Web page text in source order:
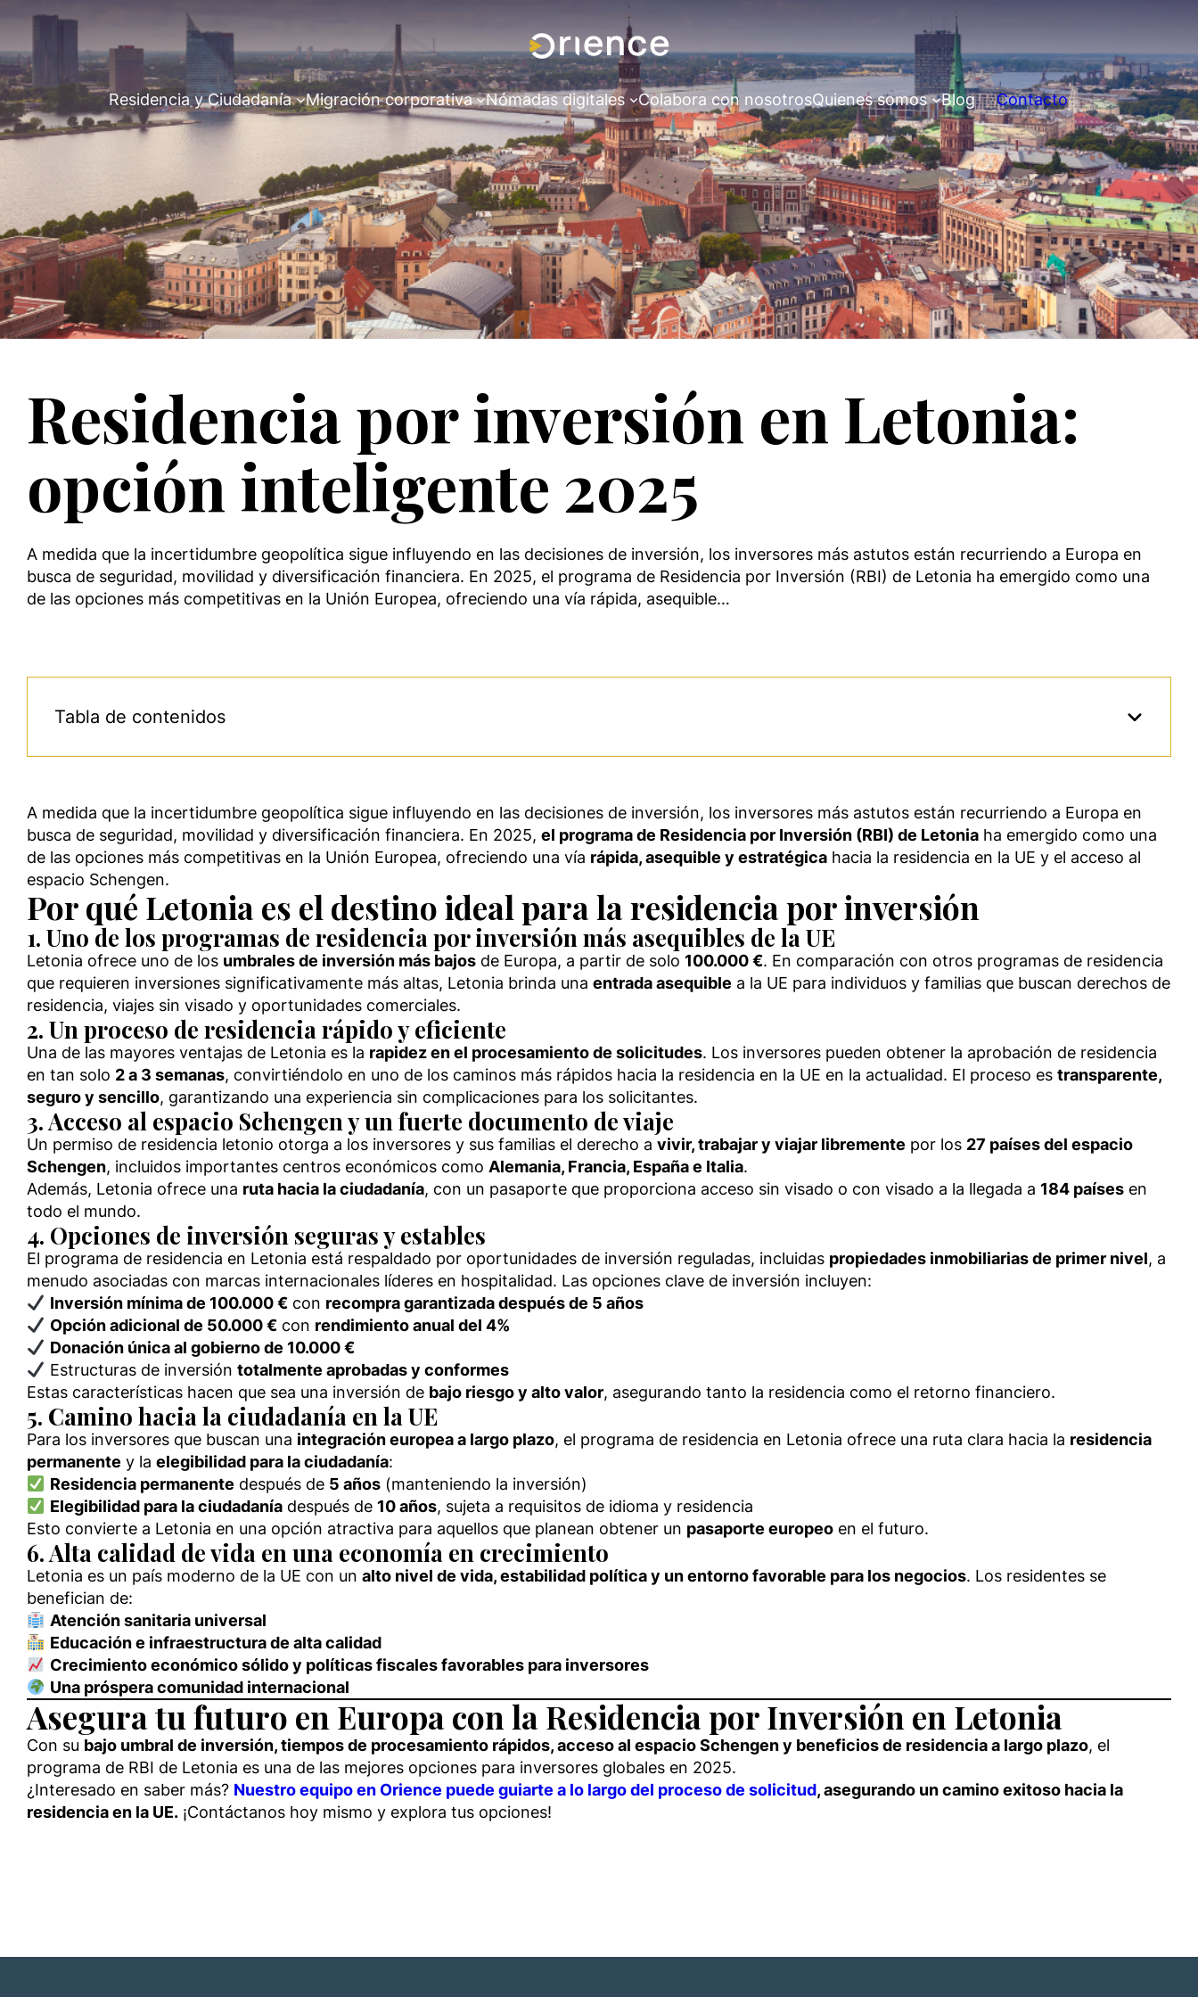
Residencia y Ciudadanía Migración corporativa Nómadas digitales Colabora con nosotrosQuienes somos Blog Contacto
Residencia por inversión en Letonia:
opción inteligente 2025
A medida que la incertidumbre geopolítica sigue influyendo en las decisiones de inversión, los inversores más astutos están recurriendo a Europa en
busca de seguridad, movilidad y diversificación financiera. En 2025, el programa de Residencia por Inversión (RBI) de Letonia ha emergido como una
de las opciones más competitivas en la Unión Europea, ofreciendo una vía rápida, asequible…
Tabla de contenidos
A medida que la incertidumbre geopolítica sigue influyendo en las decisiones de inversión, los inversores más astutos están recurriendo a Europa en
busca de seguridad, movilidad y diversificación financiera. En 2025, el programa de Residencia por Inversión (RBI) de Letonia ha emergido como una
de las opciones más competitivas en la Unión Europea, ofreciendo una vía rápida, asequible y estratégica hacia la residencia en la UE y el acceso al
espacio Schengen.
Por qué Letonia es el destino ideal para la residencia por inversión
1. Uno de los programas de residencia por inversión más asequibles de la UE
Letonia ofrece uno de los umbrales de inversión más bajos de Europa, a partir de solo 100.000 €. En comparación con otros programas de residencia
que requieren inversiones significativamente más altas, Letonia brinda una entrada asequible a la UE para individuos y familias que buscan derechos de
residencia, viajes sin visado y oportunidades comerciales.
2. Un proceso de residencia rápido y eficiente
Una de las mayores ventajas de Letonia es la rapidez en el procesamiento de solicitudes. Los inversores pueden obtener la aprobación de residencia
en tan solo 2 a 3 semanas, convirtiéndolo en uno de los caminos más rápidos hacia la residencia en la UE en la actualidad. El proceso es transparente,
seguro y sencillo, garantizando una experiencia sin complicaciones para los solicitantes.
3. Acceso al espacio Schengen y un fuerte documento de viaje
Un permiso de residencia letonio otorga a los inversores y sus familias el derecho a vivir, trabajar y viajar libremente por los 27 países del espacio
Schengen, incluidos importantes centros económicos como Alemania, Francia, España e Italia.
Además, Letonia ofrece una ruta hacia la ciudadanía, con un pasaporte que proporciona acceso sin visado o con visado a la llegada a 184 países en
todo el mundo.
4. Opciones de inversión seguras y estables
El programa de residencia en Letonia está respaldado por oportunidades de inversión reguladas, incluidas propiedades inmobiliarias de primer nivel, a
menudo asociadas con marcas internacionales líderes en hospitalidad. Las opciones clave de inversión incluyen:
Inversión mínima de 100.000 €con recompra garantizada después de 5 años
Opción adicional de 50.000 €con rendimiento anual del 4%
Donación única al gobierno de 10.000 €
Estructuras de inversión totalmente aprobadas y conformes
Estas características hacen que sea una inversión de bajo riesgo y alto valor, asegurando tanto la residencia como el retorno financiero.
5. Camino hacia la ciudadanía en la UE
Para los inversores que buscan una integración europea a largo plazo, el programa de residencia en Letonia ofrece una ruta clara hacia la residencia
permanente y la elegibilidad para la ciudadanía:
Residencia permanente después de 5 años(manteniendo la inversión)
Elegibilidad para la ciudadaníadespués de 10 años, sujeta a requisitos de idioma y residencia
Esto convierte a Letonia en una opción atractiva para aquellos que planean obtener un pasaporte europeo en el futuro.
6. Alta calidad de vida en una economía en crecimiento
Letonia es un país moderno de la UE con un alto nivel de vida, estabilidad política y un entorno favorable para los negocios. Los residentes se
benefician de:
Atención sanitaria universal
Educación e infraestructura de alta calidad
Crecimiento económico sólido y políticas fiscales favorables para inversores
Una próspera comunidad internacional
Asegura tu futuro en Europa con la Residencia por Inversión en Letonia
Con su bajo umbral de inversión, tiempos de procesamiento rápidos, acceso al espacio Schengen y beneficios de residencia a largo plazo, el
programa de RBI de Letonia es una de las mejores opciones para inversores globales en 2025.
¿Interesado en saber más? Nuestro equipo en Orience puede guiarte a lo largo del proceso de solicitud, asegurando un camino exitoso hacia la
residencia en la UE. ¡Contáctanos hoy mismo y explora tus opciones!